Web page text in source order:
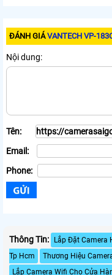
ĐÁNH GIÁVANTECH VP-
Nội dung:
Tên:
Email:
Phone:
Thông Tin: Lắp Đặt Camera
Tp Hcm
Thương Hiệu
Lắp Camera Wifi Cho Cửa